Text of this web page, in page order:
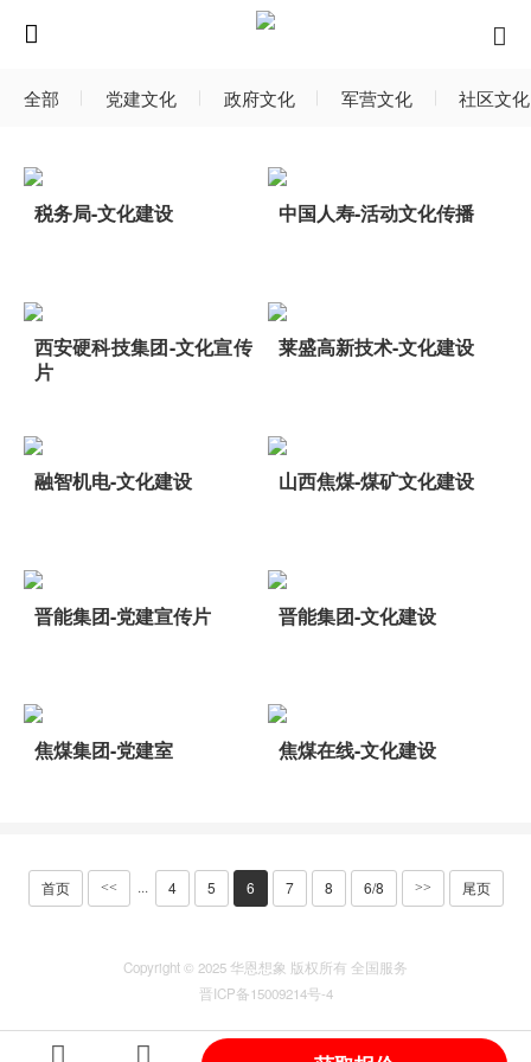
全部 党建文化 政府文化 军营文化 社区文化
税务局-文化建设 中国人寿-活动文化传播
西安硬科技集团-文化宣传
片
莱盛高新技术-文化建设
融智机电-文化建设 山西焦煤-煤矿文化建设
晋能集团-党建宣传片 晋能集团-文化建设
焦煤集团-党建室 焦煤在线-文化建设
首页 << ··· 4 5 6 7 8 6/8 >> 尾页
Copyright © 2025 华恩想象 版权所有 全国服务
晋ICP备15009214号-4